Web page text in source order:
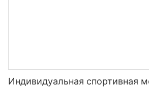
Индивидуальная спортивная